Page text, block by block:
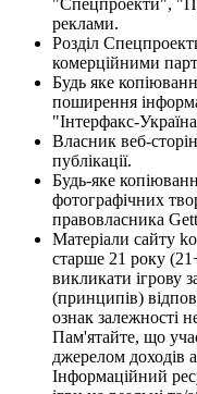
реклами.
Розділ
комерційними
Будь яке
поширення
"Інтерфакс-
Власник веб-
публікації.
Будь-яке
фотографічних
правовласника
Матеріали сайту
старше 21 року
викликати ігрову
(принципів)
ознак залежності
Пам'ятайте, що
джерелом доходів
Інформаційний